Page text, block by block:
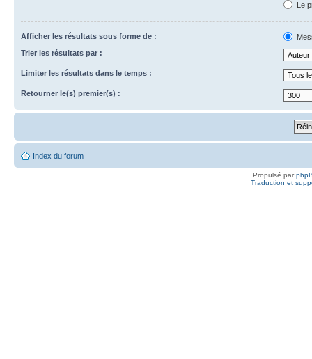
Le
Afficher les résultats sous forme de :
Trier les résultats par :
Limiter les résultats dans le temps :
Retourner le(s) premier(s) :
Index du forum
Propulsé par
Traduction et